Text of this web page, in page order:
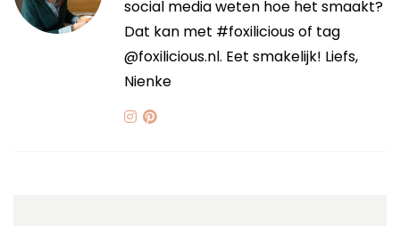
social media weten hoe het smaakt?
Dat kan met #foxilicious of tag
@foxilicious.nl. Eet smakelijk! Liefs,
Nienke